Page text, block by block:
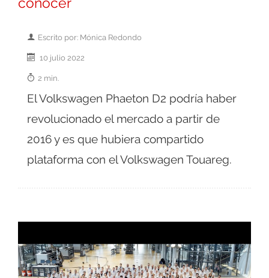
Escrito por: Mónica Redondo
10 julio 2022
2 min.
El Volkswagen Phaeton D2 podría haber
revolucionado el mercado a partir de
2016 y es que hubiera compartido
plataforma con el Volkswagen Touareg.